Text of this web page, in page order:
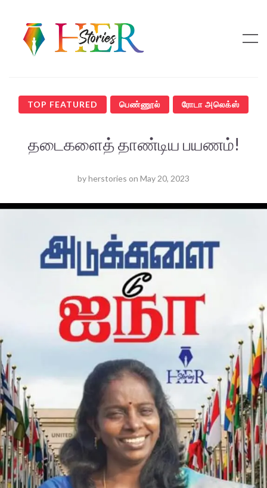
TOP FEATURED பெண்ணூல் ரோடா அலெக்ஸ்
தடைகளைத் தாண்டிய பயணம்!
byherstories on May 20, 2023